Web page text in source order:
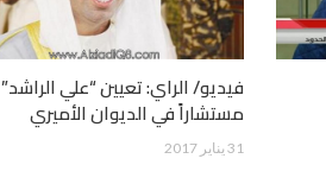
فيديو/ الراي: تعيين “علي الراشد”
مستشاراً في الديوان الأميري
31 يناير 2017